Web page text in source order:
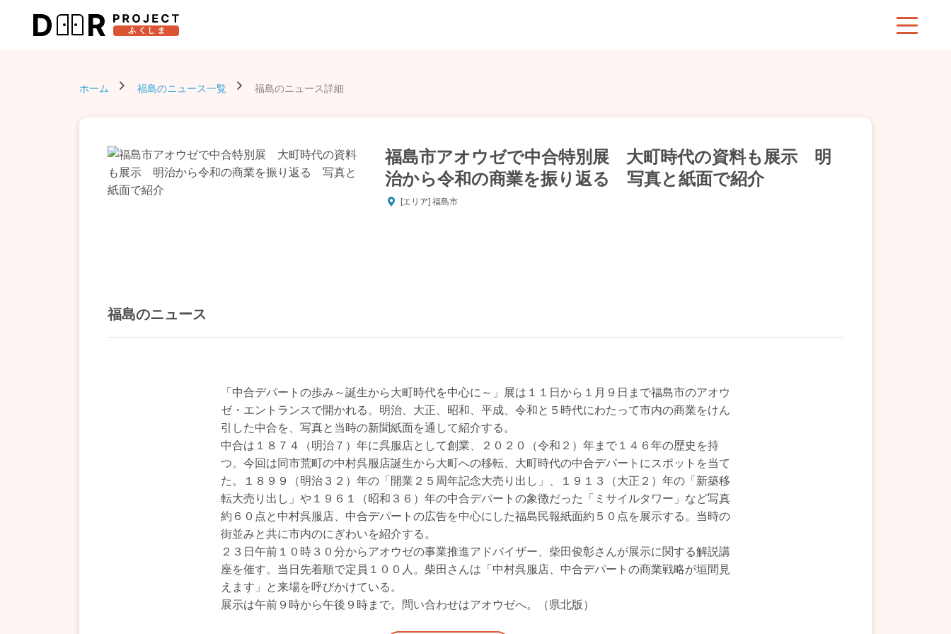
ホーム 福島のニュース一覧 福島のニュース詳細
福島市アオウゼで中合特別展 大町時代の資料も展示 明
治から令和の商業を振り返る 写真と紙面で紹介
[エリア] 福島市
福島のニュース
「中合デパートの歩み～誕生から大町時代を中心に～」展は１１日から１月９日まで福島市のアオウ
ゼ・エントランスで開かれる。明治、大正、昭和、平成、令和と５時代にわたって市内の商業をけん
引した中合を、写真と当時の新聞紙面を通して紹介する。
中合は１８７４（明治７）年に呉服店として創業、２０２０（令和２）年まで１４６年の歴史を持
つ。今回は同市荒町の中村呉服店誕生から大町への移転、大町時代の中合デパートにスポットを当て
た。１８９９（明治３２）年の「開業２５周年記念大売り出し」、１９１３（大正２）年の「新築移
転大売り出し」や１９６１（昭和３６）年の中合デパートの象徴だった「ミサイルタワー」など写真
約６０点と中村呉服店、中合デパートの広告を中心にした福島民報紙面約５０点を展示する。当時の
街並みと共に市内のにぎわいを紹介する。
２３日午前１０時３０分からアオウゼの事業推進アドバイザー、柴田俊彰さんが展示に関する解説講
座を催す。当日先着順で定員１００人。柴田さんは「中村呉服店、中合デパートの商業戦略が垣間見
えます」と来場を呼びかけている。
展示は午前９時から午後９時まで。問い合わせはアオウゼへ。（県北版）